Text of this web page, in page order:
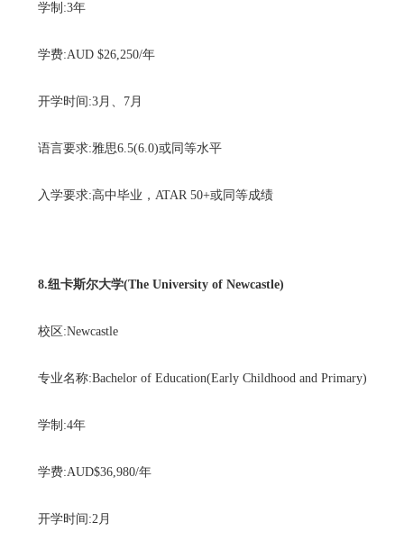
学制:3年
学费:AUD $26,250/年
开学时间:3月、7月
语言要求:雅思6.5(6.0)或同等水平
入学要求:高中毕业，ATAR 50+或同等成绩
8.纽卡斯尔大学(The University of Newcastle)
校区:Newcastle
专业名称:Bachelor of Education(Early Childhood and Primary)
学制:4年
学费:AUD$36,980/年
开学时间:2月